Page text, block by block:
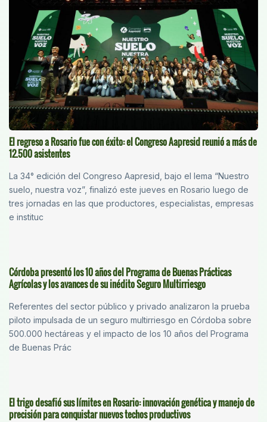
El regreso a Rosario fue con éxito: el Congreso Aapresid reunió a más de
12.500 asistentes
La 34° edición del Congreso Aapresid, bajo el lema “Nuestro
suelo, nuestra voz”, finalizó este jueves en Rosario luego de
tres jornadas en las que productores, especialistas, empresas
e instituc
Córdoba presentó los 10 años del Programa de Buenas Prácticas
Agrícolas y los avances de su inédito Seguro Multirriesgo
Referentes del sector público y privado analizaron la prueba
piloto impulsada de un seguro multirriesgo en Córdoba sobre
500.000 hectáreas y el impacto de los 10 años del Programa
de Buenas Prác
El trigo desafió sus límites en Rosario: innovación genética y manejo de
precisión para conquistar nuevos techos productivos